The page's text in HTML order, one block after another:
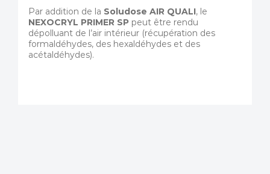
Par addition de la Soludose AIR QUALI, le
NEXOCRYL PRIMER SPpeut être rendu
dépolluant de l’air intérieur (récupération des
formaldéhydes, des hexaldéhydes et des
acétaldéhydes).